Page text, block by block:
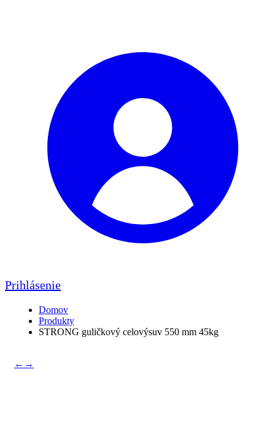
Prihlásenie
Domov
Produkty
STRONG guličkový celovýsuv 550 mm 45kg
← →